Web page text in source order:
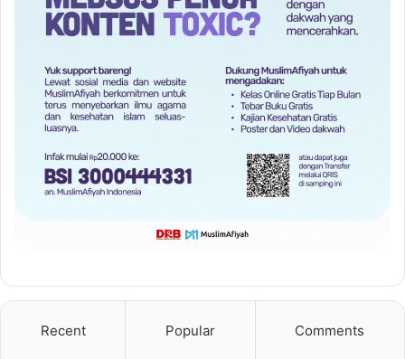
Recent Popular Comments